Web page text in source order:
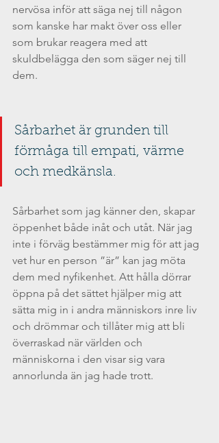
nervösa inför att säga nej till någon
som kanske har makt över oss eller
som brukar reagera med att
skuldbelägga den som säger nej till
dem.
Sårbarhet är grunden till
förmåga till empati, värme
och medkänsla.
Sårbarhet som jag känner den, skapar
öppenhet både inåt och utåt. När jag
inte i förväg bestämmer mig för att jag
vet hur en person ”är” kan jag möta
dem med nyfikenhet. Att hålla dörrar
öppna på det sättet hjälper mig att
sätta mig in i andra människors inre liv
och drömmar och tillåter mig att bli
överraskad när världen och
människorna i den visar sig vara
annorlunda än jag hade trott.